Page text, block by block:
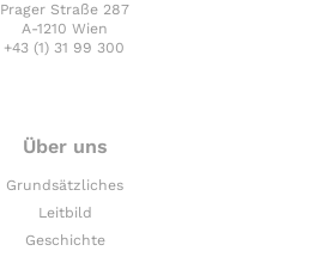
Prager Straße 287
A-1210 Wien
+43 (1) 31 99 300
Über uns
Grundsätzliches
Leitbild
Geschichte